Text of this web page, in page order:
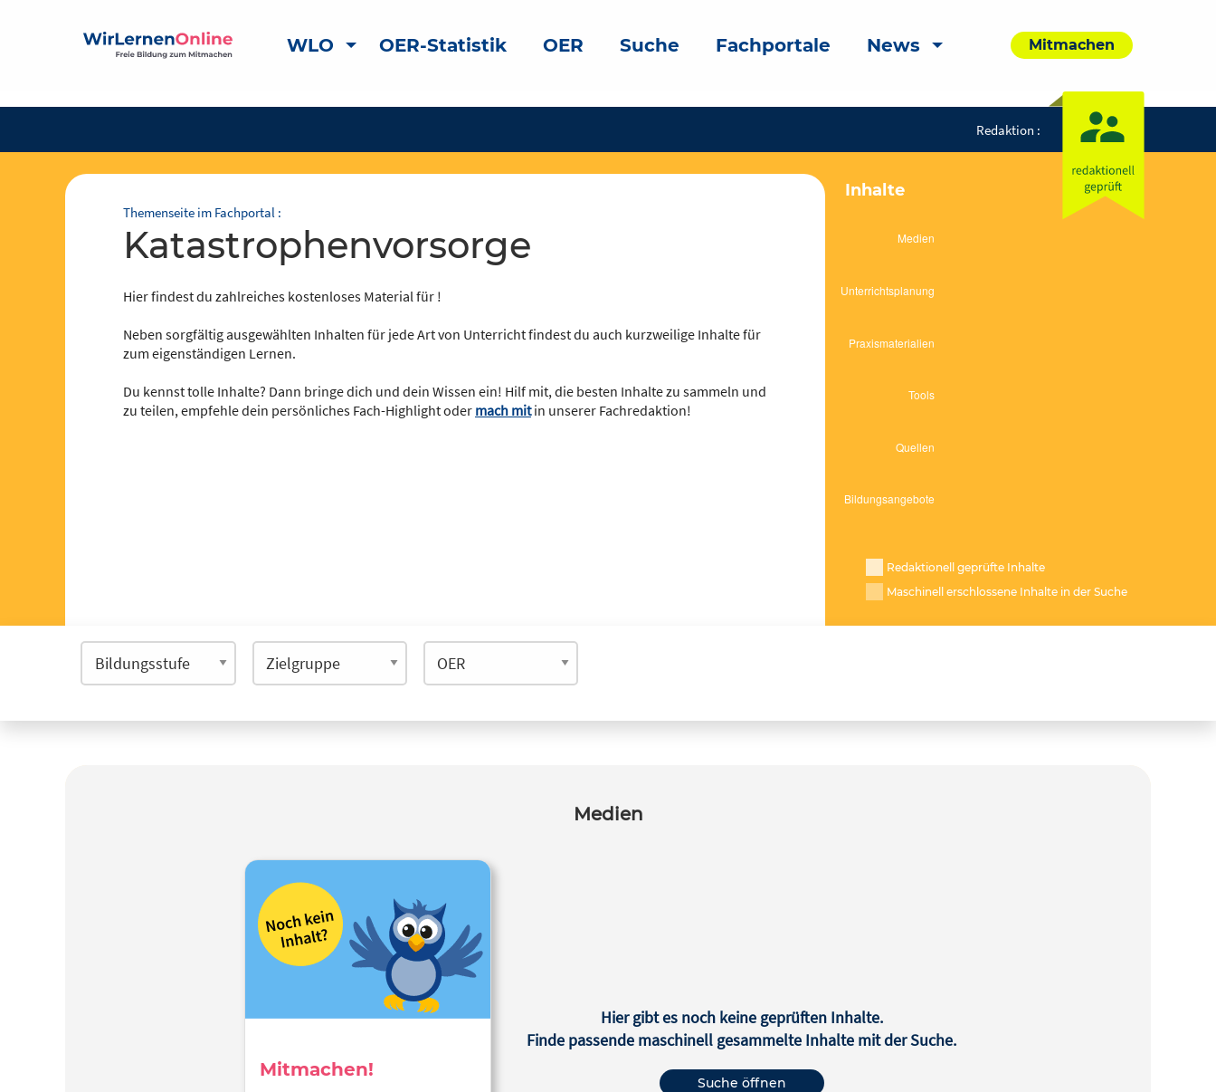
WLO OER-Statistik OER Suche Fachportale News Mitmachen
Redaktion :
Themenseite im Fachportal :
Katastrophenvorsorge
Hier findest du zahlreiches kostenloses Material für !
Neben sorgfältig ausgewählten Inhalten für jede Art von Unterricht findest du auch kurzweilige Inhalte für
zum eigenständigen Lernen.
Du kennst tolle Inhalte? Dann bringe dich und dein Wissen ein! Hilf mit, die besten Inhalte zu sammeln und
zu teilen, empfehle dein persönliches Fach-Highlight oder mach mitin unserer Fachredaktion!
Inhalte
Redaktionell geprüfte Inhalte
Maschinell erschlossene Inhalte in der Suche
Medien
Mitmachen!
Hier gibt es noch keine geprüften Inhalte.
Finde passende maschinell gesammelte Inhalte mit der Suche.
Suche öffnen